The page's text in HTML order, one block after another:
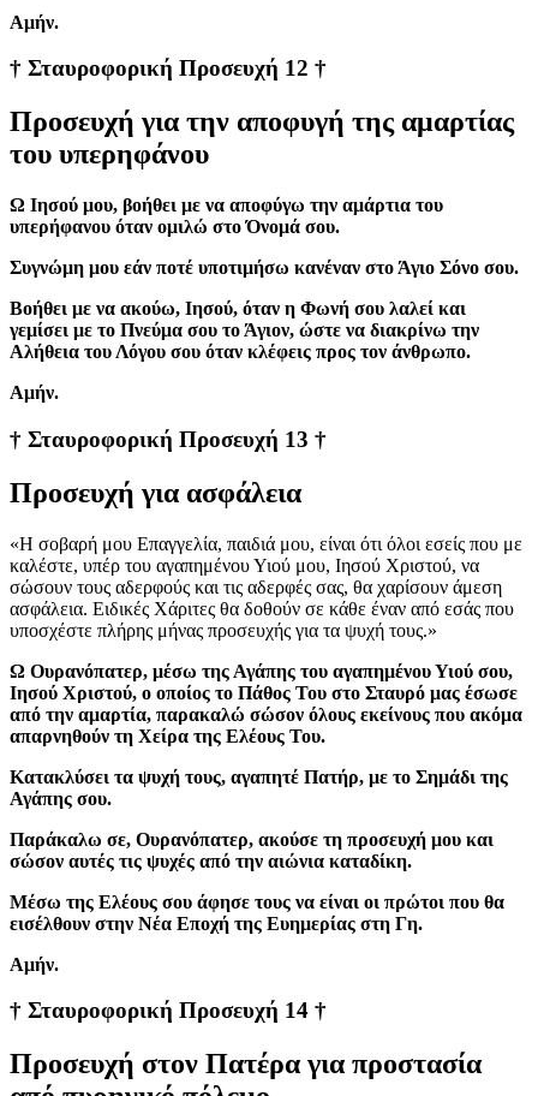
Αμήν.
† Σταυροφορική Προσευχή 12 †
Προσευχή για την αποφυγή της αμαρτίας
του υπερηφάνου
Ω Ιησού μου, βοήθει με να αποφύγω την αμάρτια του
υπερήφανου όταν ομιλώ στο Όνομά σου.
Συγνώμη μου εάν ποτέ υποτιμήσω κανέναν στο Άγιο Σόνο σου.
Βοήθει με να ακούω, Ιησού, όταν η Φωνή σου λαλεί και
γεμίσει με το Πνεύμα σου το Άγιον, ώστε να διακρίνω την
Αλήθεια του Λόγου σου όταν κλέφεις προς τον άνθρωπο.
Αμήν.
† Σταυροφορική Προσευχή 13 †
Προσευχή για ασφάλεια
«Η σοβαρή μου Επαγγελία, παιδιά μου, είναι ότι όλοι εσείς που με
καλέστε, υπέρ του αγαπημένου Υιού μου, Ιησού Χριστού, να
σώσουν τους αδερφούς και τις αδερφές σας, θα χαρίσουν άμεση
ασφάλεια. Ειδικές Χάριτες θα δοθούν σε κάθε έναν από εσάς που
υποσχέστε πλήρης μήνας προσευχής για τα ψυχή τους.»
Ω Ουρανόπατερ, μέσω της Αγάπης του αγαπημένου Υιού σου,
Ιησού Χριστού, ο οποίος το Πάθος Του στο Σταυρό μας έσωσε
από την αμαρτία, παρακαλώ σώσον όλους εκείνους που ακόμα
απαρνηθούν τη Χείρα της Ελέους Του.
Κατακλύσει τα ψυχή τους, αγαπητέ Πατήρ, με το Σημάδι της
Αγάπης σου.
Παράκαλω σε, Ουρανόπατερ, ακούσε τη προσευχή μου και
σώσον αυτές τις ψυχές από την αιώνια καταδίκη.
Μέσω της Ελέους σου άφησε τους να είναι οι πρώτοι που θα
εισέλθουν στην Νέα Εποχή της Ευημερίας στη Γη.
Αμήν.
† Σταυροφορική Προσευχή 14 †
Προσευχή στον Πατέρα για προστασία